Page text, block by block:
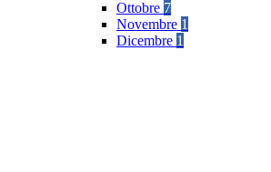
Ottobre 7
Novembre 1
Dicembre 1